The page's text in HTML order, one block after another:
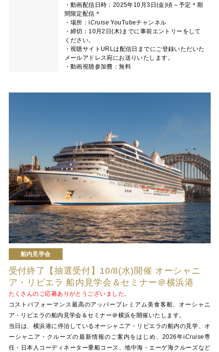
・動画配信日時：2025年10月3日(金)頃～予定＊期
間限定配信＊
・場所：iCruise YouTubeチャンネル
・締切：10月2日(木)までに事前エントリーをして
ください。
・視聴サイトURLは配信日までにご登録いただいた
メールアドレス宛にお送りいたします。
・動画視聴参加費：無料
船内見学会
受付終了【抽選受付】10/8(水)開催 オーシャニ
ア・リビエラ 船内見学会＆セミナー＠横浜港
たくさんのご応募ありがとうございました。
コストパフォーマンス最高のアッパープレミアム美食客船、オーシャニ
ア・リビエラの船内見学会＆セミナー＠横浜を開催いたします。
当日は、横浜港に停泊しているオーシャニア・リビエラの船内の見学、オ
ーシャニア・クルーズの最新情報のご案内をはじめ、2026年iCruise専
任・日本人コーディネーター乗船コース、地中海・エーゲ海クルーズなど